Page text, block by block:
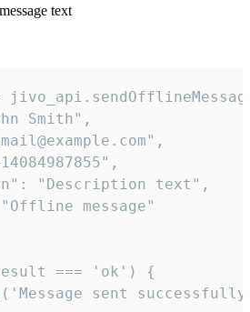
text
Smith",
"Description text",
message"
=== 'ok') {
sent